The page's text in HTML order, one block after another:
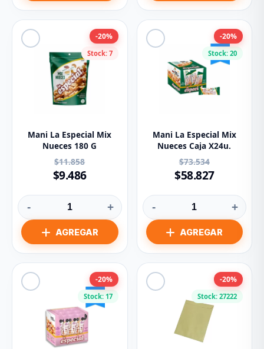
Stock: 7
-20%
Mani La Especial Mix
Nueces 180 G
$11.858
$9.486
- +
Stock: 20
-20%
Mani La Especial Mix
Nueces Caja X24u.
$73.534
$58.827
- +
Stock: 17
-20%
Stock: 27222
-20%